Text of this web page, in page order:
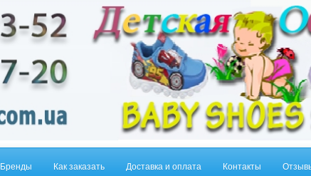
Бренды Как заказать Доставка и оплата Контакты